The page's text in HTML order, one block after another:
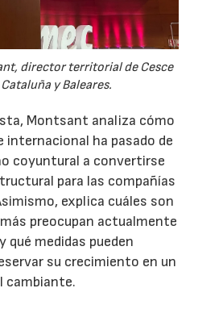
director territorial de Cesce
y Baleares.
Montsant analiza cómo
internacional ha pasado de
coyuntural a convertirse
para las compañías
explica cuáles son
preocupan actualmente
qué medidas pueden
su crecimiento en un
cambiante.